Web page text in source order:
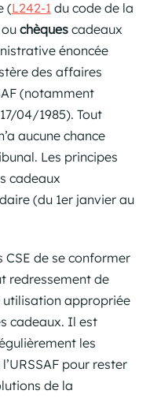
(L242-1du code de la
chèquescadeaux
énoncée
des affaires
(notamment
04/1985). Tout
aucune chance
Les principes
cadeaux
(du 1er janvier au
de se conformer
redressement de
utilisation appropriée
cadeaux. Il est
les
pour rester
de la